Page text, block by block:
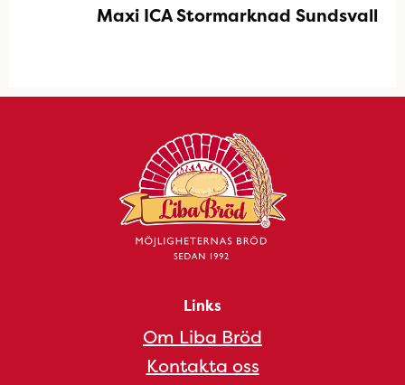
Maxi ICA Stormarknad Sundsvall
Links
Om Liba Bröd
Kontakta oss